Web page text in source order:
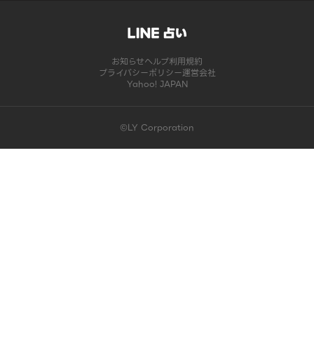
お知らせヘルプ利用規約
プライバシーポリシー運営会社
Yahoo! JAPAN
©LY Corporation
このコンテンツは掲載が終了しました | LINE占い